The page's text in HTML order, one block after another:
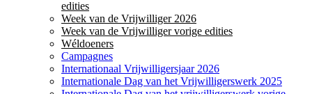
edities
Week van de Vrijwilliger 2026
Week van de Vrijwilliger vorige edities
Wéldoeners
Campagnes
Internationaal Vrijwilligersjaar 2026
Internationale Dag van het Vrijwilligerswerk 2025